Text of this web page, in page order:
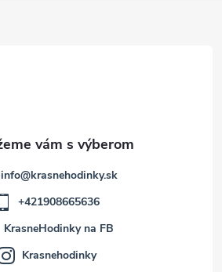
info@krasnehodinky.sk
+421908665636
KrasneHodinky na FB
Krasnehodinky